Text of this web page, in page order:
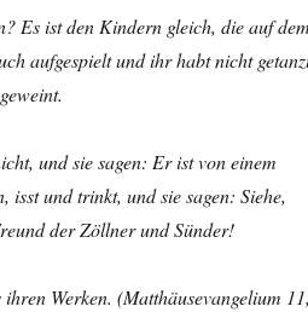
Es ist den Kindern gleich, die auf dem
aufgespielt und ihr habt nicht
und sie sagen: Er ist von einem
isst und trinkt, und sie sagen: Siehe,
der Zöllner und Sünder!
Werken. (Matthäusevangelium 11,